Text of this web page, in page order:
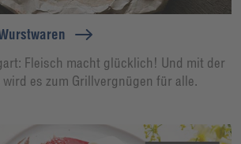
Fleisch macht glücklich! Und mit der
es zum Grillvergnügen für alle.